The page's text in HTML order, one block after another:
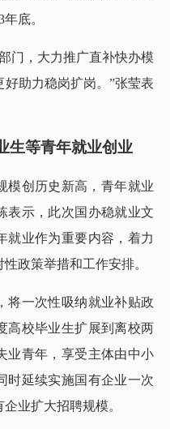
底。
，大力推广直补快办模
助力稳岗扩岗。”张莹表
生等青年就业创业
创历史新高，青年就业
表示，此次国办稳就业文
就业作为重要内容，着力
政策举措和工作安排。
一次性吸纳就业补贴政
高校毕业生扩展到离校两
业青年，享受主体由中小
时延续实施国有企业一次
业扩大招聘规模。